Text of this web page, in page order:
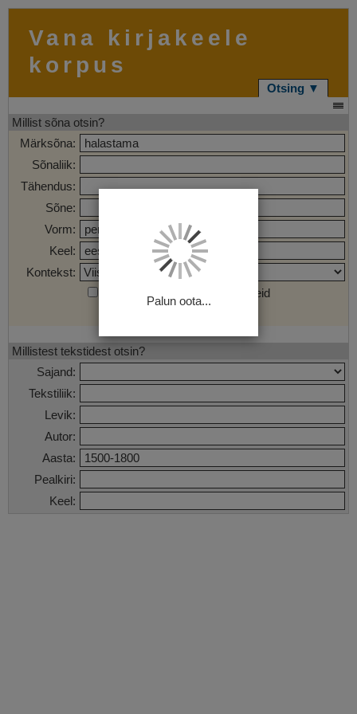
Vana kirjakeele
korpus
Otsing ▼
Millist sõna otsin?
Märksõna:
Sõnaliik:
Tähendus:
Sõne:
Vorm:
Keel:
Kontekst:
Otsi märgendatud sõnaühendeid
Millistest tekstidest otsin?
Sajand:
Tekstiliik:
Levik:
Autor:
Aasta:
Pealkiri:
Keel:
Palun oota...